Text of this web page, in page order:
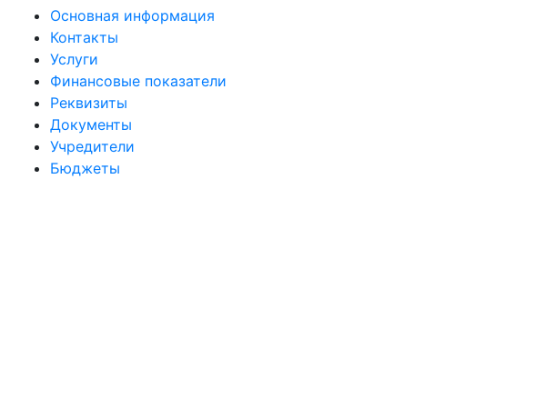
Основная информация
Контакты
Услуги
Финансовые показатели
Реквизиты
Документы
Учредители
Бюджеты